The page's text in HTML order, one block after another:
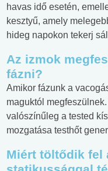
havas idő esetén,
kesztyű, amely
hideg napokon tekerj
Az izmok
fázni?
Amikor fázunk a
maguktól
valószínűleg a tested
mozgatása testhőt
Miért töltődik fel